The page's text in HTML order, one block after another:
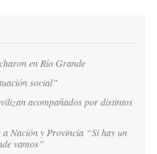
en Río Grande
social”
acompañados por distintos
a Nación y Provincia “Si hay un
vamos”